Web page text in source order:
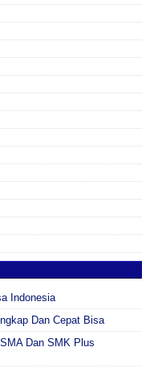
Indonesia
Dan Cepat Bisa
Dan SMK Plus